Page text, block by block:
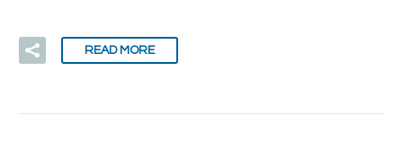
READ MORE